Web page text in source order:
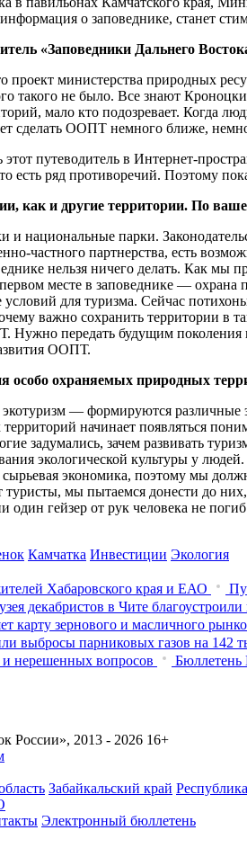
о заповеднике, станет
«Заповедники Дальнего
министерства природных
не было. Все знают
мало кто подозревает. Когда
сделать ООПТ немного ближе,
путеводитель в Интернет-
есть ряд противоречий. Поэтому
как и другие территории. По
и национальные парки.
частного партнерства, есть
нельзя ничего делать. Как
месте в заповеднике —
для туризма. Сейчас
важно сохранить территории в
передать будущим поколения
ООПТ.
особо охраняемых природных
экотуризм — формируются
начинает появляться
задумались, зачем развивать
экологической культуры у
экономика, поэтому мы
мы пытаемся донести до
один гейзер от рук человека не
Камчатка Инвестиции Экология
Хабаровского края и ЕАО
декабристов в Чите
карту зернового и масличного
выбросы парниковых газов на 142
нерешенных вопросов
Бюллетень
России», 2013 - 2026 16+
Забайкальский край
Электронный бюллетень